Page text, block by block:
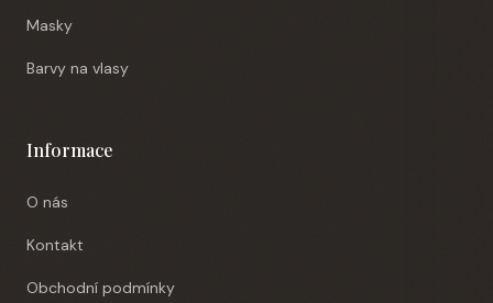
Masky
Barvy na vlasy
Informace
O nás
Kontakt
Obchodní podmínky